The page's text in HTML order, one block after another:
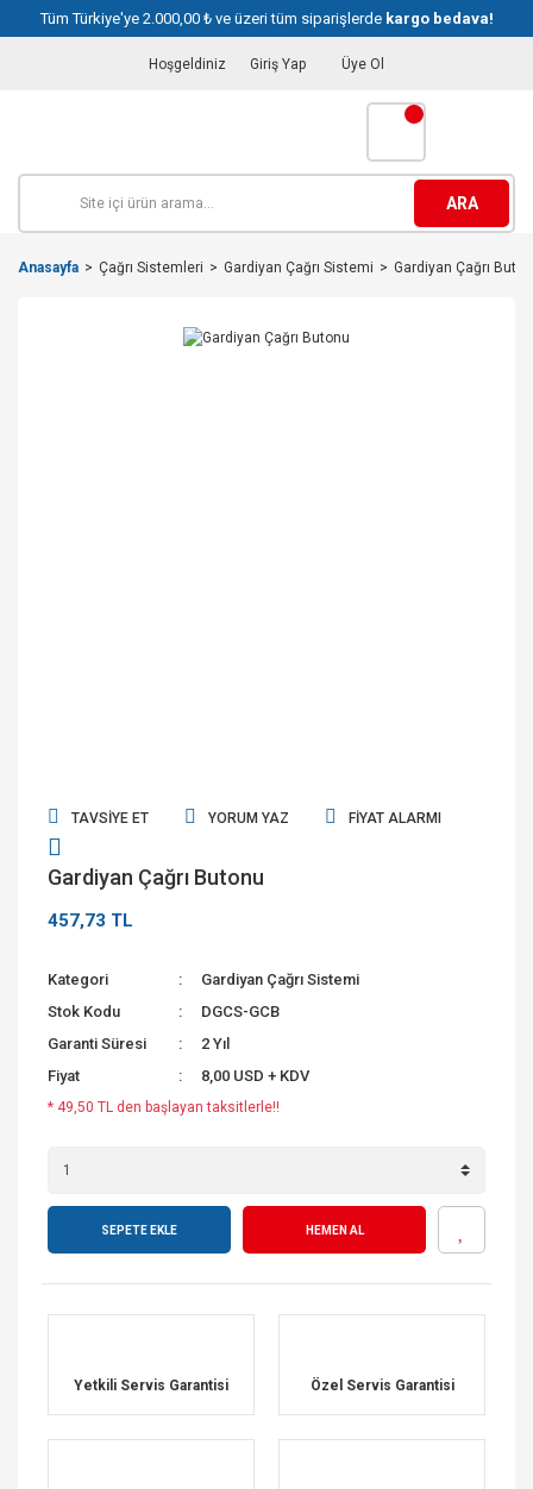
Tüm Türkiye'ye 2.000,00 ₺ ve üzeri tüm siparişlerde kargo bedava!
Hoşgeldiniz Giriş Yap Üye Ol
ARA
Anasayfa Çağrı Sistemleri Gardiyan Çağrı Sistemi Gardiyan Çağrı
TAVSIYE ET YORUM YAZ FIYAT ALARMI
Gardiyan Çağrı Butonu
457,73 TL
Kategori
Gardiyan Çağrı Sistemi
Stok Kodu
DGCS-GCB
Garanti Süresi
2 Yıl
Fiyat
8,00 USD + KDV
* 49,50 TL den başlayan taksitlerle!!
SEPETE EKLE HEMEN AL
Yetkili Servis Garantisi Özel Servis Garantisi